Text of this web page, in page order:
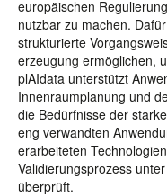
europäischen
nutzbar zu machen.
strukturierte
erzeugung ermöglichen,
plAIdata unterstützt
Innenraumplanung und
die Bedürfnisse der
eng verwandten
erarbeiteten
Validierungsprozess
überprüft.